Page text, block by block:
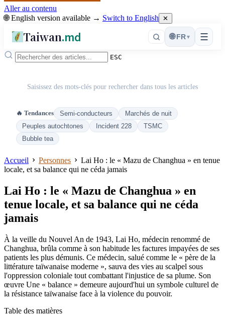
Aller au contenu
🌐 English version available → Switch to English ✕
Taiwan.md ☰
🌐 FR ▾
ESC
Saisissez des mots-clés pour rechercher dans tous les articles
🔥 Tendances Semi-conducteurs
Marchés de nuit
Peuples autochtones
Incident 228
TSMC
Bubble tea
Accueil Personnes
Lai Ho : le « Mazu de Changhua » en tenue
locale, et sa balance qui ne céda jamais
Lai Ho : le « Mazu de Changhua » en
tenue locale, et sa balance qui ne céda
jamais
À la veille du Nouvel An de 1943, Lai Ho, médecin renommé de
Changhua, brûla comme à son habitude les factures impayées de ses
patients les plus démunis. Ce médecin, salué comme le « père de la
littérature taïwanaise moderne », sauva des vies au scalpel sous
l'oppression coloniale tout combattant l'injustice de sa plume. Son
œuvre Une « balance » demeure aujourd'hui un symbole culturel de
la résistance taïwanaise face à la violence du pouvoir.
Table des matières